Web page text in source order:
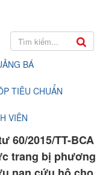
BÁ
TIÊU CHUẨN
VIÊN
60/2015/TT-BCA
trang bị phương